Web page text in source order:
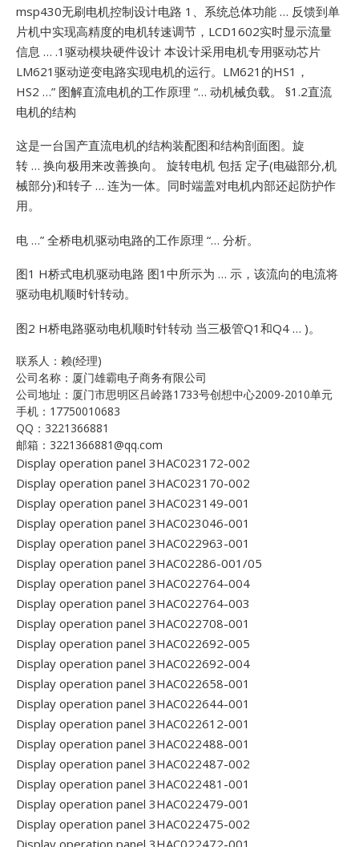
msp430无刷电机控制设计电路 1、系统总体功能 … 反馈到单
片机中实现高精度的电机转速调节，LCD1602实时显示流量
信息 … .1驱动模块硬件设计 本设计采用电机专用驱动芯片
LM621驱动逆变电路实现电机的运行。LM621的HS1，
HS2 …” 图解直流电机的工作原理 “… 动机械负载。
§1.2直流
电机的结构
这是一台国产直流电机的结构装配图和结构剖面图。旋
转 … 换向极用来改善换向。
旋转电机 包括 定子(电磁部分,机
械部分)和转子 … 连为一体。同时端盖对电机内部还起防护作
用。
电 …” 全桥电机驱动电路的工作原理 “… 分析。
图1 H桥式电机驱动电路 图1中所示为 … 示，该流向的电流将
驱动电机顺时针转动。
图2 H桥电路驱动电机顺时针转动 当三极管Q1和Q4 … )。
联系人：赖(经理)
公司名称：厦门雄霸电子商务有限公司
公司地址：厦门市思明区吕岭路1733号创想中心2009-2010单元
手机：17750010683
QQ：3221366881
邮箱：3221366881@qq.com
Display operation panel 3HAC023172-002
Display operation panel 3HAC023170-002
Display operation panel 3HAC023149-001
Display operation panel 3HAC023046-001
Display operation panel 3HAC022963-001
Display operation panel 3HAC02286-001/05
Display operation panel 3HAC022764-004
Display operation panel 3HAC022764-003
Display operation panel 3HAC022708-001
Display operation panel 3HAC022692-005
Display operation panel 3HAC022692-004
Display operation panel 3HAC022658-001
Display operation panel 3HAC022644-001
Display operation panel 3HAC022612-001
Display operation panel 3HAC022488-001
Display operation panel 3HAC022487-002
Display operation panel 3HAC022481-001
Display operation panel 3HAC022479-001
Display operation panel 3HAC022475-002
Display operation panel 3HAC022472-001